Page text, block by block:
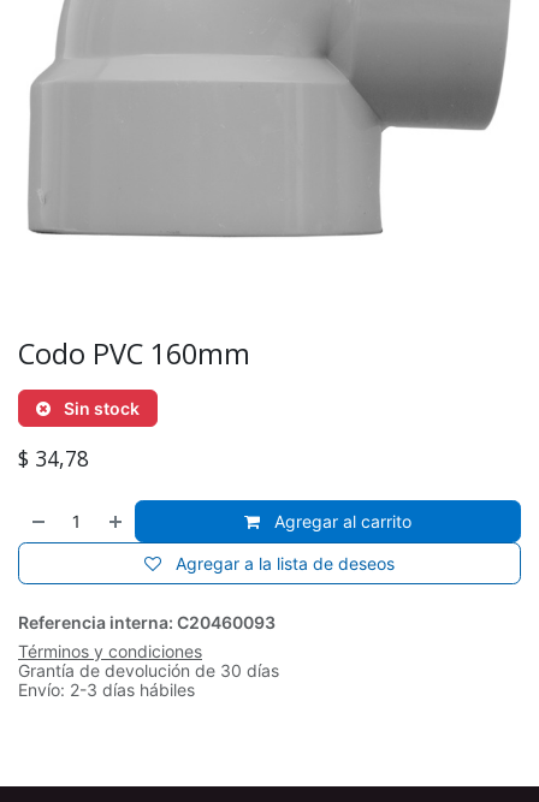
Codo PVC 160mm
Sin stock
$ 34,78
Agregar al carrito
Agregar a la lista de deseos
Referencia interna: C20460093
Términos y condiciones
Grantía de devolución de 30 días
Envío: 2-3 días hábiles